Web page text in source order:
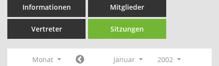
Informationen Mitglieder
Vertreter Sitzungen
Monat Januar
2002